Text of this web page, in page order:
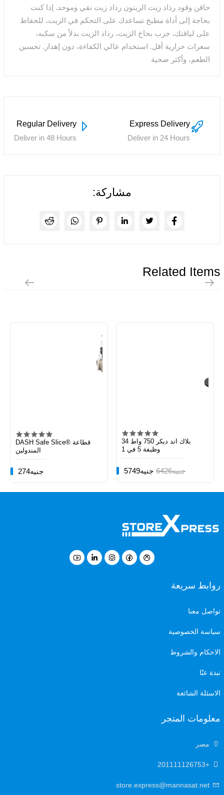
حاقن وقود رذاذ زيت الزيتون رذاذ زيت نقي وموحد. إذا كنت
بحاجة إلى أداة مطبخ تساعدك على التحكم في الزيت، للحفاظ
على لياقتك، جرب بخاخ الزيت، رذاذ الزيت بدلاً من سكبه،
سعرات حرارية أقل. استخدام عالي الكفاءة، دون إهدار. تحسين
الطعم، وأكثر صحية
Express Delivery
Deliver in 24 Hours
Regular Delivery
Deliver in 48 Hours
مشاركة:
Related Items
بلاك اند ديكر 750 واط 34
وظيفة 5 في 1
5749جنيه 6426جنيه
DASH Safe Slice® قطاعة
المندولين
274جنيه
روابط سريعة
تواصل معنا
سياسة الخصوصية
الاحكام والشروط
نبذة عنّا
الاسئلة الشائعة
معلومات المتجر
مصر
+201111126753